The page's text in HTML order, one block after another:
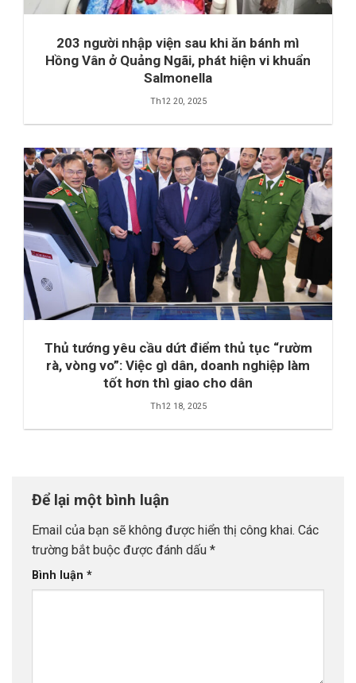
203 người nhập viện sau khi ăn bánh mì
Hồng Vân ở Quảng Ngãi, phát hiện vi khuẩn
Salmonella
Th12 20, 2025
Thủ tướng yêu cầu dứt điểm thủ tục “rườm
rà, vòng vo”: Việc gì dân, doanh nghiệp làm
tốt hơn thì giao cho dân
Th12 18, 2025
Để lại một bình luận
Email của bạn sẽ không được hiển thị công khai. Các
trường bắt buộc được đánh dấu *
Bình luận *